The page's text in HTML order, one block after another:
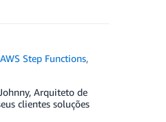
AWS Step Functions,
Arquiteto de
clientes soluções